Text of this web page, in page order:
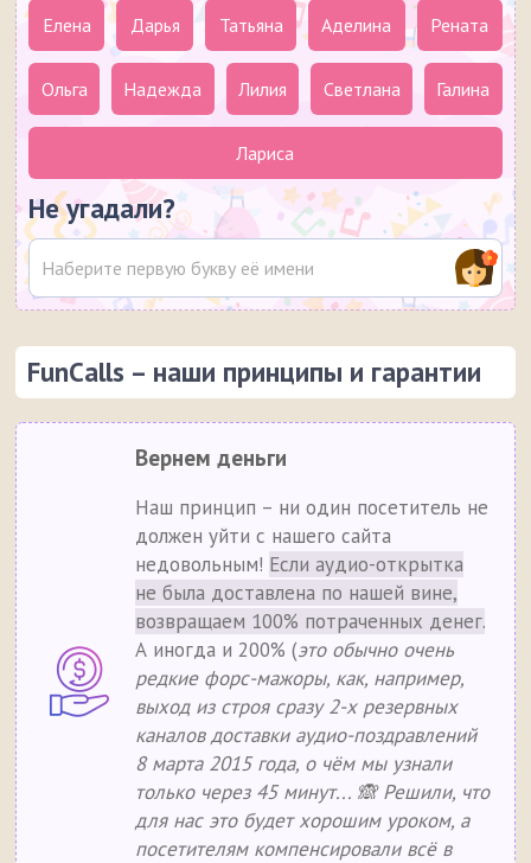
Елена Дарья Татьяна Аделина Рената
Ольга Надежда Лилия Светлана Галина
Лариса
Не угадали?
FunCalls – наши принципы и гарантии
Вернем деньги
Наш принцип – ни один посетитель не
должен уйти с нашего сайта
недовольным! Если аудио-открытка
не была доставлена по нашей вине,
возвращаем 100% потраченных денег.
А иногда и 200% (это обычно очень
редкие форс-мажоры, как, например,
выход из строя сразу 2-х резервных
каналов доставки аудио-поздравлений
8 марта 2015 года, о чём мы узнали
только через 45 минут... 🙈 Решили, что
для нас это будет хорошим уроком, а
посетителям компенсировали всё в